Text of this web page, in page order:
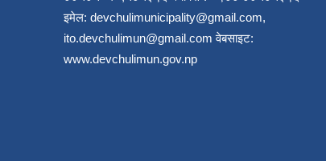
इमेल: devchulimunicipality@gmail.com,
ito.devchulimun@gmail.com वेबसाइट:
www.devchulimun.gov.np